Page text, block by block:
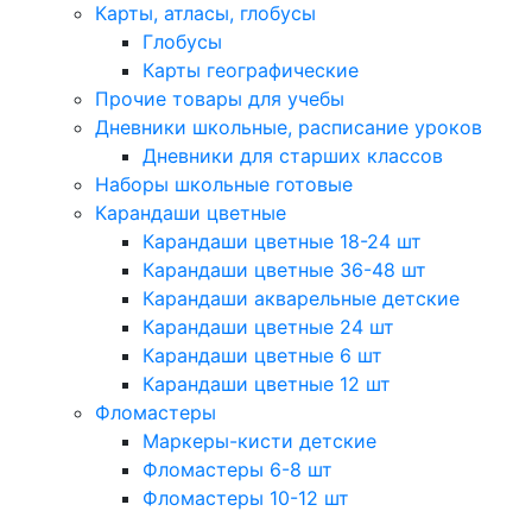
Карты, атласы, глобусы
Глобусы
Карты географические
Прочие товары для учебы
Дневники школьные, расписание уроков
Дневники для старших классов
Наборы школьные готовые
Карандаши цветные
Карандаши цветные 18-24 шт
Карандаши цветные 36-48 шт
Карандаши акварельные детские
Карандаши цветные 24 шт
Карандаши цветные 6 шт
Карандаши цветные 12 шт
Фломастеры
Маркеры-кисти детские
Фломастеры 6-8 шт
Фломастеры 10-12 шт